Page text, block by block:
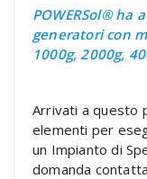
POWERSol® ha
generatori con
1000g, 2000g,
Arrivati a questo
elementi per
un Impianto di
domanda